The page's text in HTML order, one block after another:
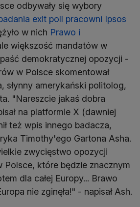
odbywały się wybory
exit poll pracowni Ipsos
w nich Prawo i
większość mandatów w
demokratycznej opozycji -
w Polsce skomentował
słynny amerykański politolog,
"Nareszcie jakaś dobra
na platformie X (dawniej
też wpis innego badacza,
Timothy'ego Gartona Asha.
zwycięstwo opozycji
Polsce, które będzie znacznym
dla całej Europy... Brawo
nie zginęła!" - napisał Ash.